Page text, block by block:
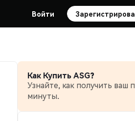
Войти
Как Купить ASG?
Узнайте, как получить ваш
минуты.